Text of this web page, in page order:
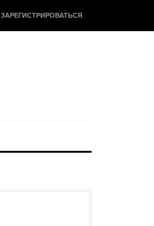
ЗАРЕГИСТРИРОВАТЬСЯ